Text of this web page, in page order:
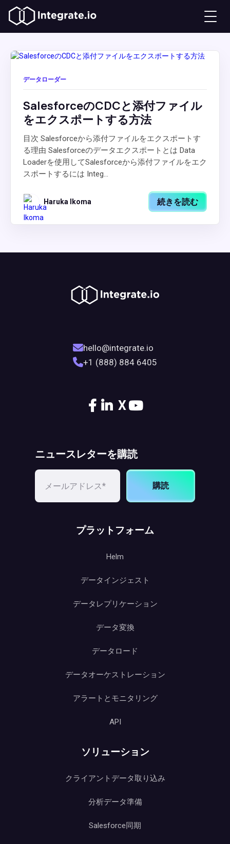
データローダー
SalesforceのCDCと添付ファイル
をエクスポートする方法
目次 Salesforceから添付ファイルをエクスポートす
る理由 Salesforceのデータエクスポートとは Data
Loaderを使用してSalesforceから添付ファイルをエク
スポートするには Integ...
Haruka Ikoma 続きを読む
hello@integrate.io
+1 (888) 884 6405
X
ニュースレターを購読
購読
プラットフォーム
Helm
データインジェスト
データレプリケーション
データ変換
データロード
データオーケストレーション
アラートとモニタリング
API
ソリューション
クライアントデータ取り込み
分析データ準備
Salesforce同期